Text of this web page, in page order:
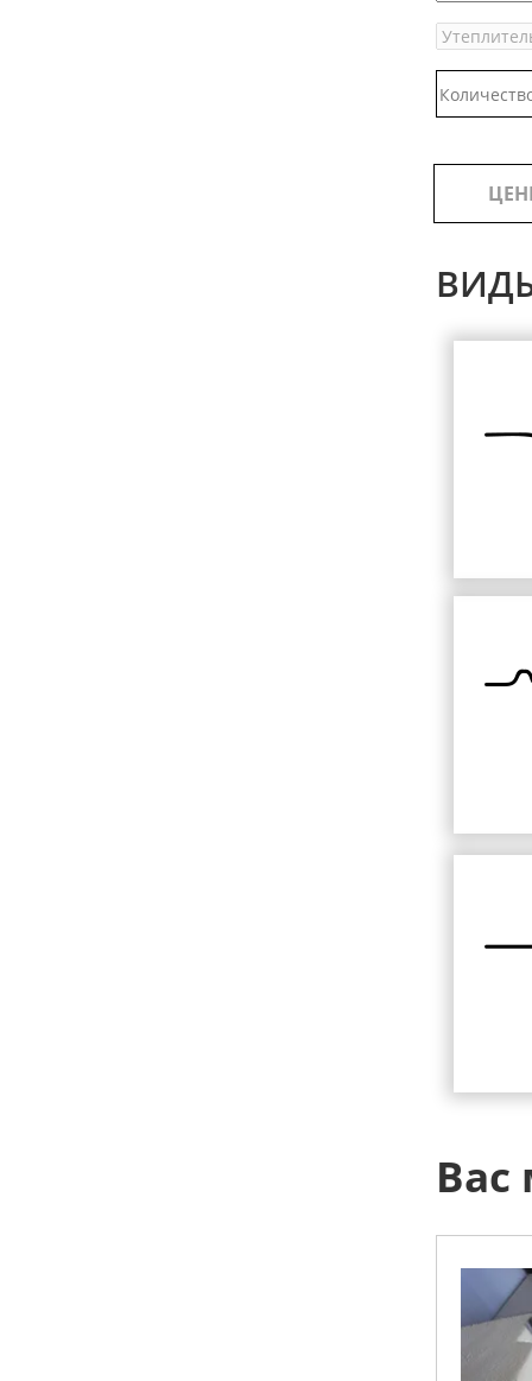
Вас